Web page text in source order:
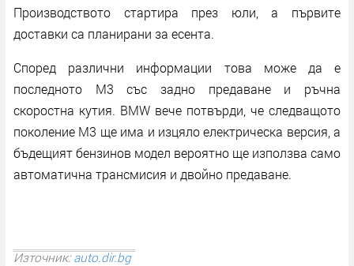
Производството стартира през юли, а първите
доставки са планирани за есента.
Според различни информации това може да е
последното M3 със задно предаване и ръчна
скоростна кутия. BMW вече потвърди, че следващото
поколение M3 ще има и изцяло електрическа версия, а
бъдещият бензинов модел вероятно ще използва само
автоматична трансмисия и двойно предаване.
Източник:auto.dir.bg